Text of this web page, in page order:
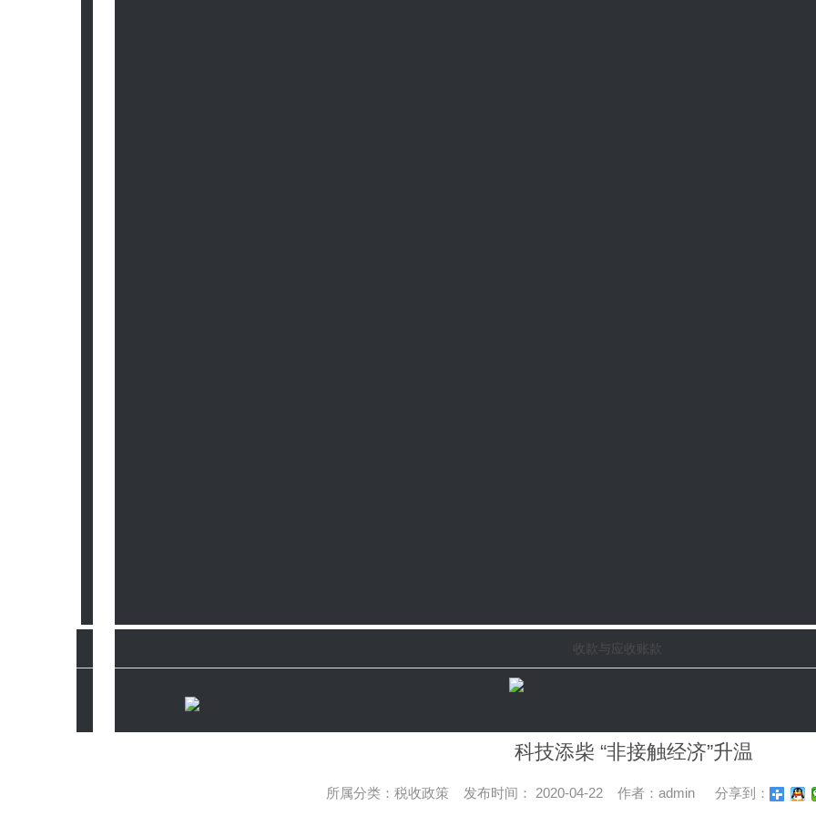
收款与应收账款
科技添柴 “非接触经济”升温
所属分类：税收政策 发布时间： 2020-04-22 作者：admin 分享到：